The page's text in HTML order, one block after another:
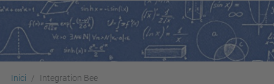
Inici Integration Bee